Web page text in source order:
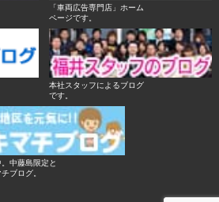
「車両広告専門店」ホーム
ページです。
本社スタッフによるブログ
です。
中藤島限定と
ブログ。